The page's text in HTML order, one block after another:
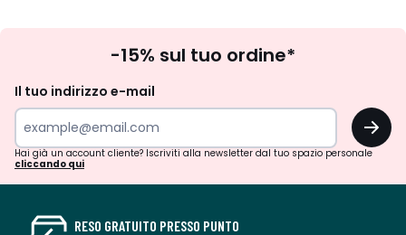
newsletter
-15% sul tuo ordine*
Il tuo indirizzo e-mail
OK
Hai già un account cliente? Iscriviti alla newsletter dal tuo spazio personale
cliccando qui
RESO GRATUITO PRESSO PUNTO